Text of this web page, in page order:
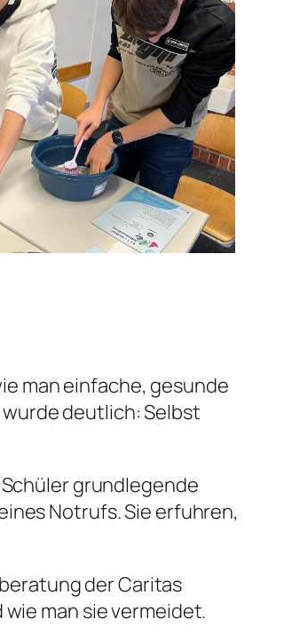
man einfache, gesunde
deutlich: Selbst
grundlegende
Notrufs. Sie erfuhren,
der Caritas
man sie vermeidet.